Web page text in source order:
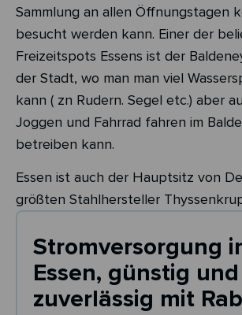
Sammlung an allen Öffnungstagen
besucht werden kann. Einer der
Freizeitspots Essens ist der
der Stadt, wo man man viel
kann ( zn Rudern. Segel etc.) aber
Joggen und Fahrrad fahren im
betreiben kann.
Essen ist auch der Hauptsitz von
größten Stahlhersteller
Stromversorgung
Essen, günstig und
zuverlässig mit